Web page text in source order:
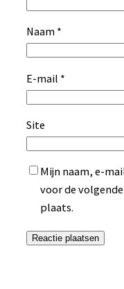
Naam *
E-mail *
Site
Mijn naam, e-
voor de
plaats.